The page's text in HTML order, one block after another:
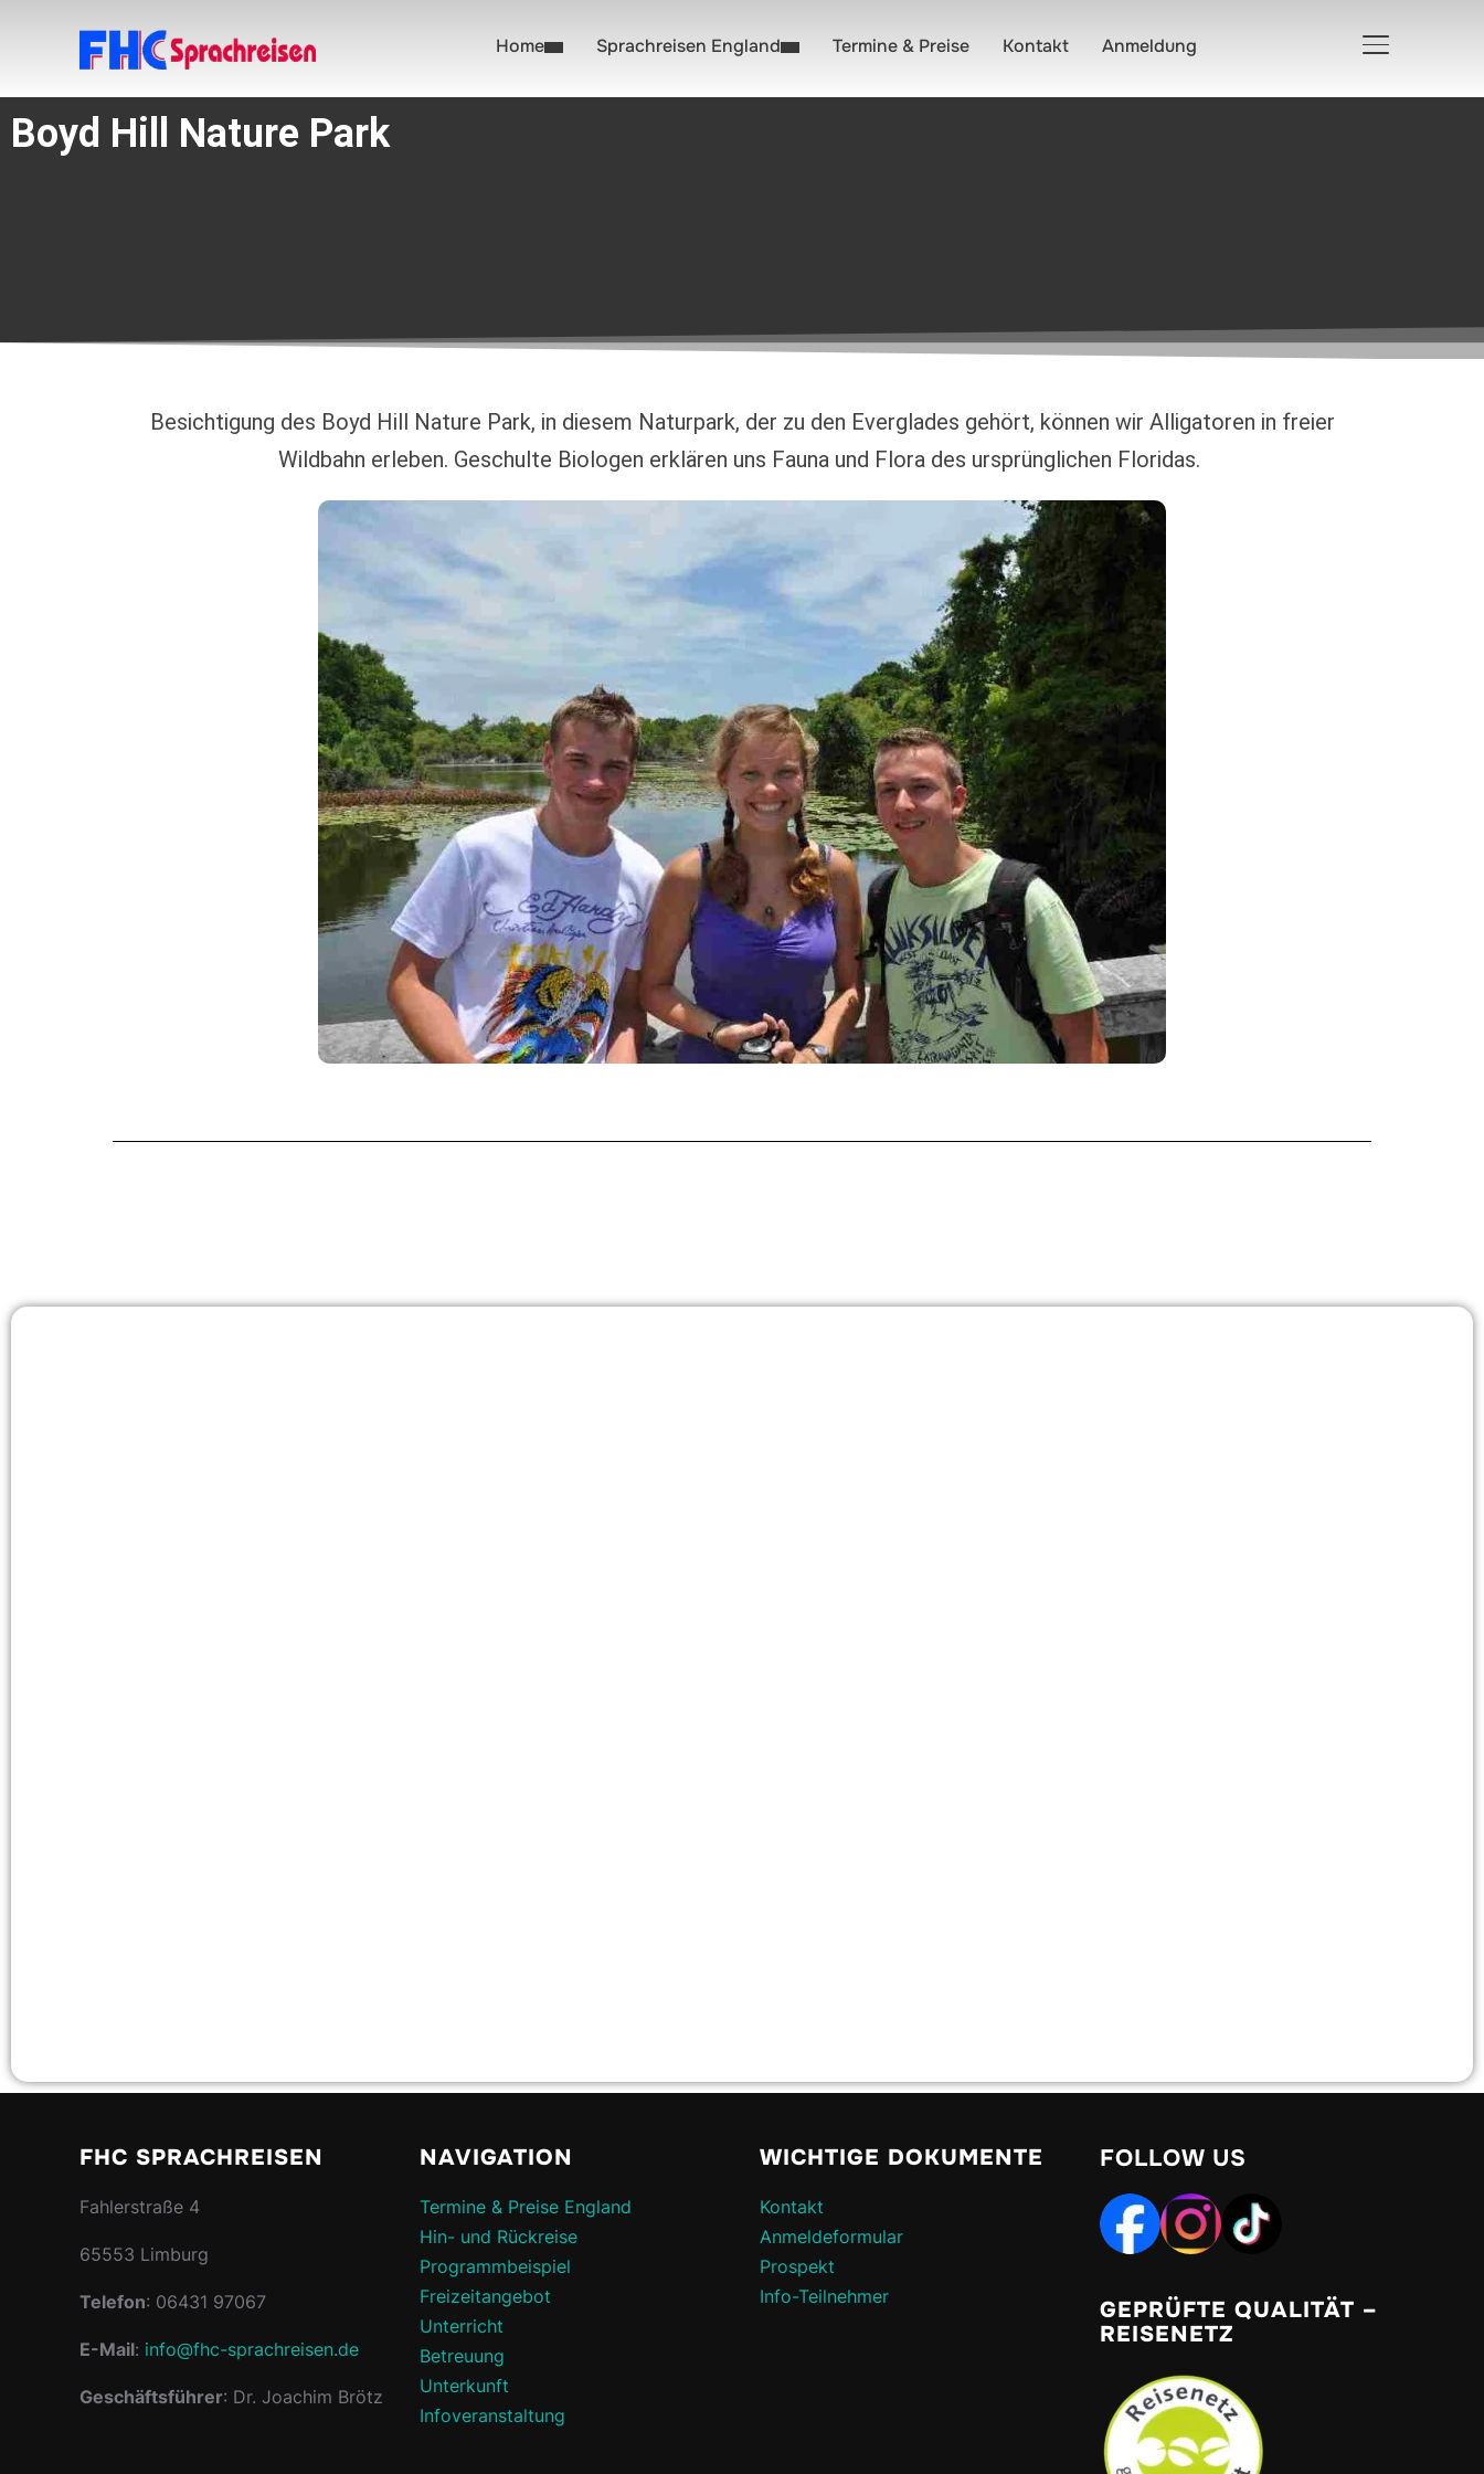
Home Sprachreisen England Termine & Preise Kontakt Anmeldung
Boyd Hill Nature Park
Besichtigung des Boyd Hill Nature Park, in diesem Naturpark, der zu den Everglades gehört, können wir Alligatoren in freier
Wildbahn erleben. Geschulte Biologen erklären uns Fauna und Flora des ursprünglichen Floridas.
FHC SPRACHREISEN
Fahlerstraße 4
65553 Limburg
Telefon: 06431 97067
E-Mail: info@fhc-sprachreisen.de
Geschäftsführer: Dr. Joachim Brötz
NAVIGATION
Termine & Preise England
Hin- und Rückreise
Programmbeispiel
Freizeitangebot
Unterricht
Betreuung
Unterkunft
Infoveranstaltung
WICHTIGE DOKUMENTE
Kontakt
Anmeldeformular
Prospekt
Info-Teilnehmer
FOLLOW US
GEPRÜFTE QUALITÄT –
REISENETZ